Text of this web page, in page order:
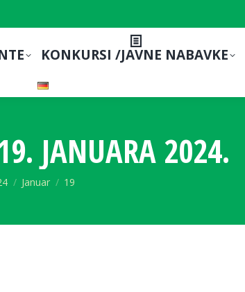
KONKURSI /JAVNE NABAVKE
JANUARA 2024.
Januar 19